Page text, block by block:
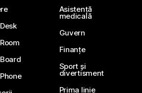
Asistență
medicală
Guvern
Finanțe
Sport și
divertisment
Prima linie